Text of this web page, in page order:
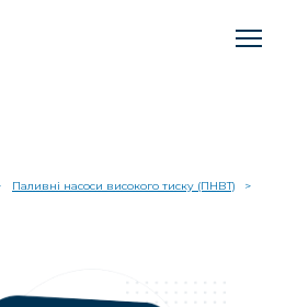
Паливні насоси високого тиску (ПНВТ)